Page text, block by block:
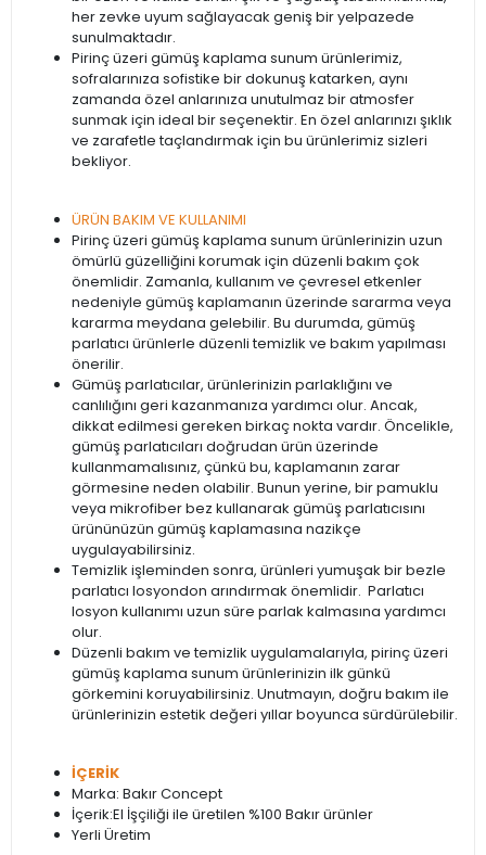
her zevke uyum sağlayacak geniş bir yelpazede
sunulmaktadır.
Pirinç üzeri gümüş kaplama sunum ürünlerimiz,
sofralarınıza sofistike bir dokunuş katarken, aynı
zamanda özel anlarınıza unutulmaz bir atmosfer
sunmak için ideal bir seçenektir. En özel anlarınızı şıklık
ve zarafetle taçlandırmak için bu ürünlerimiz sizleri
bekliyor.
ÜRÜN BAKIM VE KULLANIMI
Pirinç üzeri gümüş kaplama sunum ürünlerinizin uzun
ömürlü güzelliğini korumak için düzenli bakım çok
önemlidir. Zamanla, kullanım ve çevresel etkenler
nedeniyle gümüş kaplamanın üzerinde sararma veya
kararma meydana gelebilir. Bu durumda, gümüş
parlatıcı ürünlerle düzenli temizlik ve bakım yapılması
önerilir.
Gümüş parlatıcılar, ürünlerinizin parlaklığını ve
canlılığını geri kazanmanıza yardımcı olur. Ancak,
dikkat edilmesi gereken birkaç nokta vardır. Öncelikle,
gümüş parlatıcıları doğrudan ürün üzerinde
kullanmamalısınız, çünkü bu, kaplamanın zarar
görmesine neden olabilir. Bunun yerine, bir pamuklu
veya mikrofiber bez kullanarak gümüş parlatıcısını
ürününüzün gümüş kaplamasına nazikçe
uygulayabilirsiniz.
Temizlik işleminden sonra, ürünleri yumuşak bir bezle
parlatıcı losyondon arındırmak önemlidir. Parlatıcı
losyon kullanımı uzun süre parlak kalmasına yardımcı
olur.
Düzenli bakım ve temizlik uygulamalarıyla, pirinç üzeri
gümüş kaplama sunum ürünlerinizin ilk günkü
görkemini koruyabilirsiniz. Unutmayın, doğru bakım ile
ürünlerinizin estetik değeri yıllar boyunca sürdürülebilir.
İÇERİK
Marka: Bakır Concept
İçerik:El İşçiliği ile üretilen %100 Bakır ürünler
Yerli Üretim